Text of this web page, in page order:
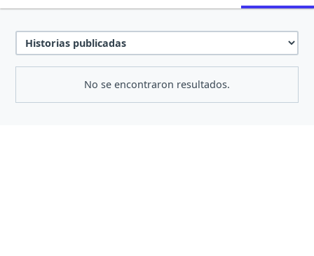
No se encontraron resultados.